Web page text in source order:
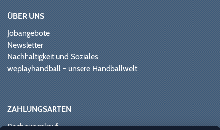
ÜBER UNS
Jobangebote
Newsletter
Nachhaltigkeit und Soziales
weplayhandball - unsere Handballwelt
ZAHLUNGSARTEN
Rechnungskauf